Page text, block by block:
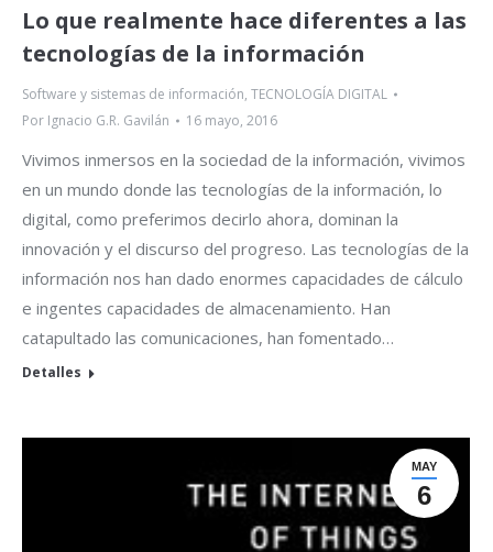
Lo que realmente hace diferentes a las
tecnologías de la información
Software y sistemas de información, TECNOLOGÍA DIGITAL
Por Ignacio G.R. Gavilán 16 mayo, 2016
Vivimos inmersos en la sociedad de la información, vivimos
en un mundo donde las tecnologías de la información, lo
digital, como preferimos decirlo ahora, dominan la
innovación y el discurso del progreso. Las tecnologías de la
información nos han dado enormes capacidades de cálculo
e ingentes capacidades de almacenamiento. Han
catapultado las comunicaciones, han fomentado…
Detalles
MAY
6